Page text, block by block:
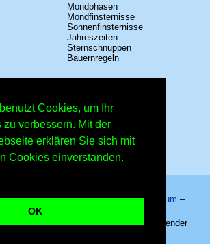
Cookies, um Ihr
verbessern. Mit der
erklären Sie sich mit
Cookies einverstanden.
OK
Mondphasen
Mondfinsternisse
Sonnenfinsternisse
Jahreszeiten
Sternschnuppen
Bauernregeln
Sternzeichen
Schalttage
Wahltage
Messen
Erinnerungen
Volksfeste
–Lexikon–App–Sitemap–Impressum –
Datenschutzhinweis
19. Juli – Copyright © 2026 Kleiner Kalender